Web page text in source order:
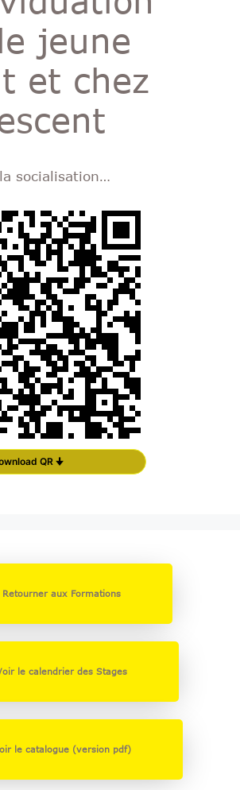
jeune
et chez
socialisation…
QR 🠋
Retourner aux Formations
le calendrier des Stages
le catalogue (version pdf)